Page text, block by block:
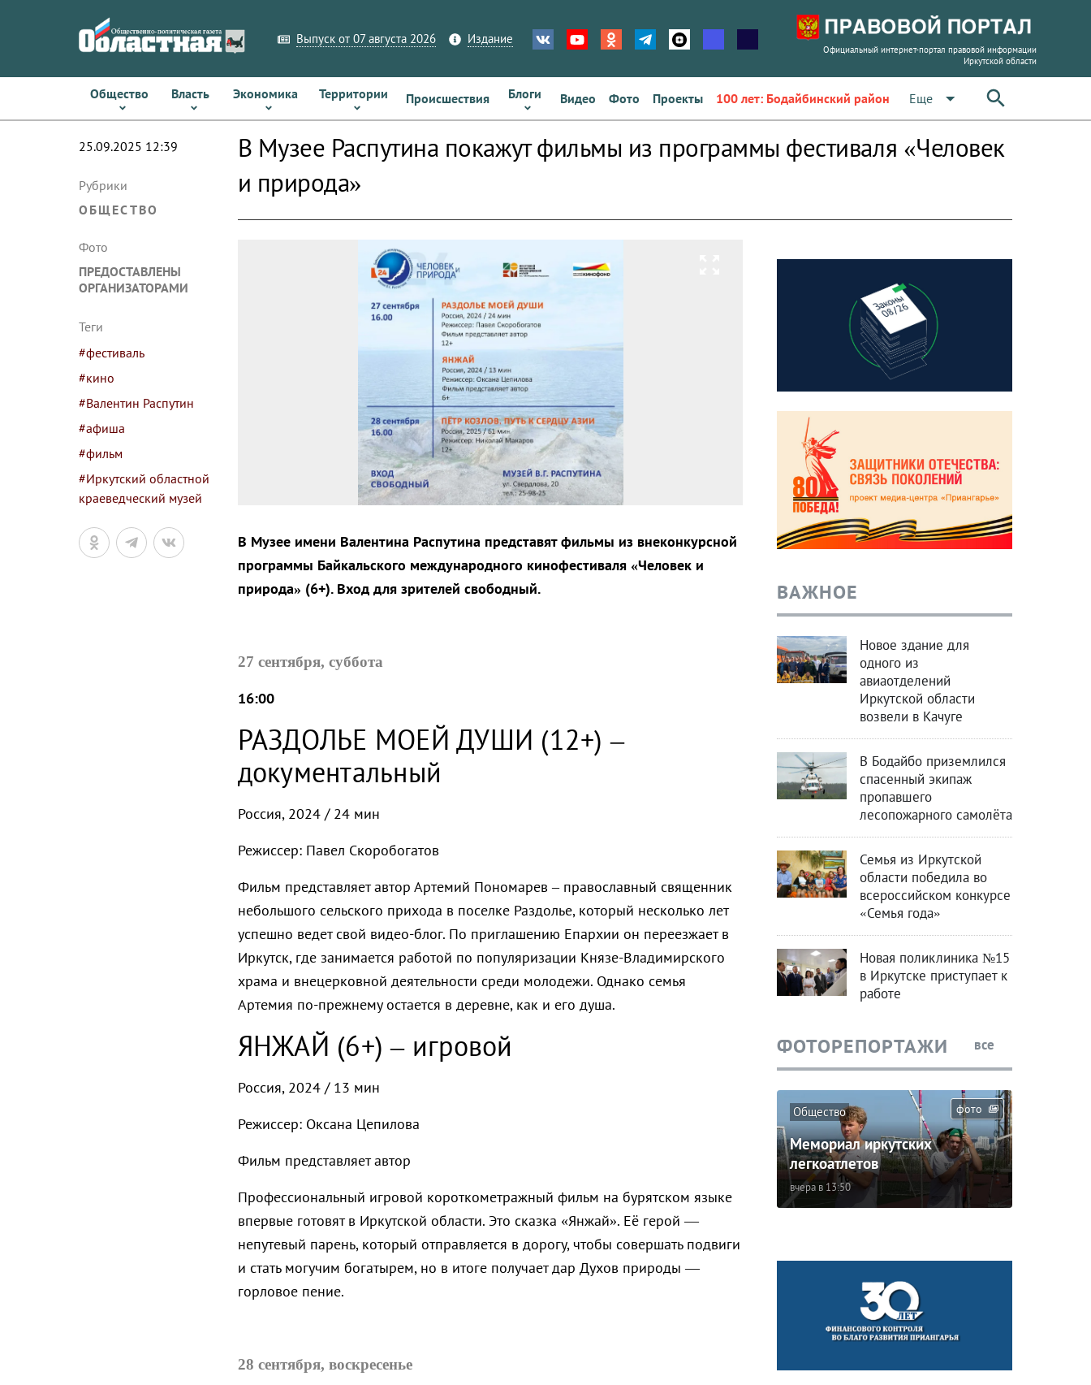
Выпуск от 07 августа 2026 Издание
Официальный интернет-портал правовой информации
Иркутской области
Общество Власть Экономика Территории Происшествия Блоги Видео Фото Проекты 100 лет: Бодайбинский район Еще arrow_drop_down
25.09.2025 12:39
Рубрики
ОБЩЕСТВО
Фото
ПРЕДОСТАВЛЕНЫ
ОРГАНИЗАТОРАМИ
Теги
#фестиваль
#кино
#Валентин Распутин
#афиша
#фильм
#Иркутский областной
краеведческий музей
В Музее Распутина покажут фильмы из программы фестиваля «Человек
и природа»
В Музее имени Валентина Распутина представят фильмы из внеконкурсной
программы Байкальского международного кинофестиваля «Человек и
природа» (6+). Вход для зрителей свободный.
27 сентября, суббота
16:00
РАЗДОЛЬЕ МОЕЙ ДУШИ (12+) –
документальный
Россия, 2024 / 24 мин
Режиссер: Павел Скоробогатов
Фильм представляет автор Артемий Пономарев – православный священник
небольшого сельского прихода в поселке Раздолье, который несколько лет
успешно ведет свой видео-блог. По приглашению Епархии он переезжает в
Иркутск, где занимается работой по популяризации Князе-Владимирского
храма и внецерковной деятельности среди молодежи. Однако семья
Артемия по-прежнему остается в деревне, как и его душа.
ЯНЖАЙ (6+) – игровой
Россия, 2024 / 13 мин
Режиссер: Оксана Цепилова
Фильм представляет автор
Профессиональный игровой короткометражный фильм на бурятском языке
впервые готовят в Иркутской области. Это сказка «Янжай». Её герой —
непутевый парень, который отправляется в дорогу, чтобы совершать подвиги
и стать могучим богатырем, но в итоге получает дар Духов природы —
горловое пение.
28 сентября, воскресенье
ВАЖНОЕ
Новое здание для
одного из
авиаотделений
Иркутской области
возвели в Качуге
В Бодайбо приземлился
спасенный экипаж
пропавшего
лесопожарного самолёта
Семья из Иркутской
области победила во
всероссийском конкурсе
«Семья года»
Новая поликлиника №15
в Иркутске приступает к
работе
ФОТОРЕПОРТАЖИ все
фото
Общество
Мемориал иркутских
легкоатлетов
вчера в 13:50